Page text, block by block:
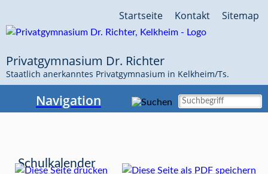
überspringen
Sitemap
Kontakt
Startseite
Privatgymnasium Dr. Richter
Staatlich anerkanntes Privatgymnasium in Kelkheim/Ts.
Navigation
Schulkalender